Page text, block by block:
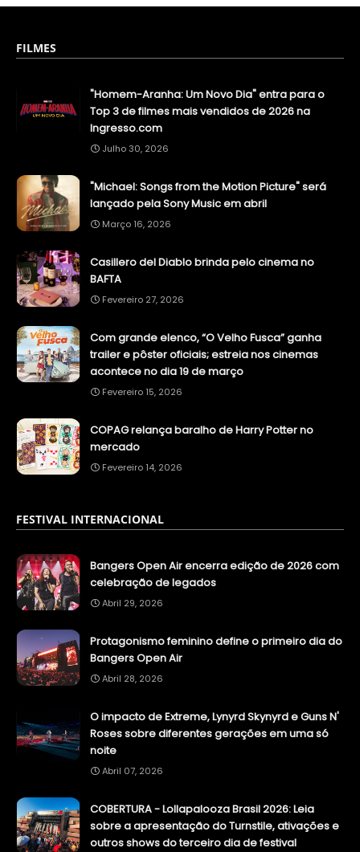
FILMES
"Homem-Aranha: Um Novo Dia" entra para o
Top 3 de filmes mais vendidos de 2026 na
Ingresso.com
Julho 30, 2026
"Michael: Songs from the Motion Picture" será
lançado pela Sony Music em abril
Março 16, 2026
Casillero del Diablo brinda pelo cinema no
BAFTA
Fevereiro 27, 2026
Com grande elenco, “O Velho Fusca” ganha
trailer e pôster oficiais; estreia nos cinemas
acontece no dia 19 de março
Fevereiro 15, 2026
COPAG relança baralho de Harry Potter no
mercado
Fevereiro 14, 2026
FESTIVAL INTERNACIONAL
Bangers Open Air encerra edição de 2026 com
celebração de legados
Abril 29, 2026
Protagonismo feminino define o primeiro dia do
Bangers Open Air
Abril 28, 2026
O impacto de Extreme, Lynyrd Skynyrd e Guns N'
Roses sobre diferentes gerações em uma só
noite
Abril 07, 2026
COBERTURA - Lollapalooza Brasil 2026: Leia
sobre a apresentação do Turnstile, ativações e
outros shows do terceiro dia de festival